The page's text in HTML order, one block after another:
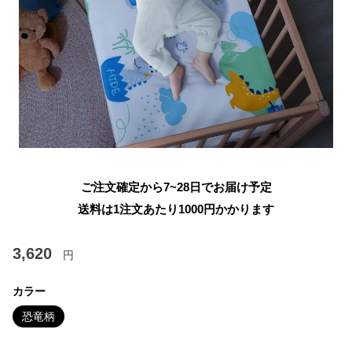
ご注文確定から7~28日でお届け予定
送料は1注文あたり 1000円かかります
3,620 円
カラー
恐竜柄